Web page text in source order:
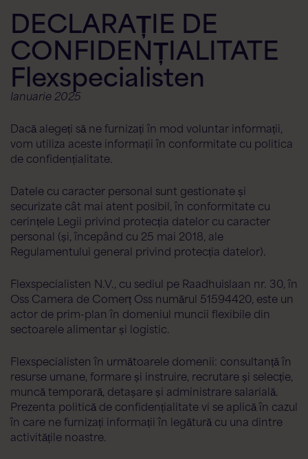
DECLARAȚIE DE
CONFIDENȚIALITATE
Flexspecialisten
Ianuarie 2025
Dacă alegeți să ne furnizați în mod voluntar informații,
vom utiliza aceste informații în conformitate cu politica
de confidențialitate.
Datele cu caracter personal sunt gestionate și
securizate cât mai atent posibil, în conformitate cu
cerințele Legii privind protecția datelor cu caracter
personal (și, începând cu 25 mai 2018, ale
Regulamentului general privind protecția datelor).
Flexspecialisten N.V., cu sediul pe Raadhuislaan nr. 30, în
Oss Camera de Comerț Oss numărul 51594420, este un
actor de prim-plan în domeniul muncii flexibile din
sectoarele alimentar și logistic.
Flexspecialisten în următoarele domenii: consultanță în
resurse umane, formare și instruire, recrutare și selecție,
muncă temporară, detașare și administrare salarială.
Prezenta politică de confidențialitate vi se aplică în cazul
în care ne furnizați informații în legătură cu una dintre
activitățile noastre.
Flexspecialisten Asistentul Flex AI
Bună ziua! Cu ce vă pot ajuta astăzi?